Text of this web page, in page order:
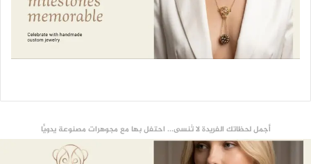
أجمل لحظاتك الفريدة لا تُنسى... احتفل بها مع مجوهرات مصنوعة يدويًّا